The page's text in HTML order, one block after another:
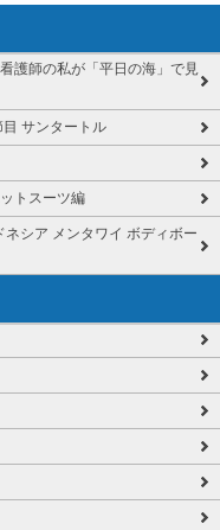
護師の私が「平日の海」で見
サンタートル
トスーツ編
シア メンタワイ ボディボー